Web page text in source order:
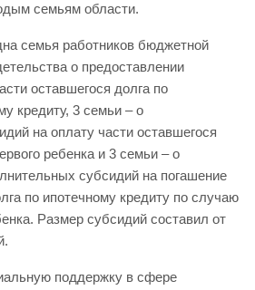
семьям области.
семья работников бюджетной
о предоставлении
оставшегося долга по
кредиту, 3 семьи – о
на оплату части оставшегося
ребенка и 3 семьи – о
субсидий на погашение
по ипотечному кредиту по случаю
Размер субсидий составил от
поддержку в сфере